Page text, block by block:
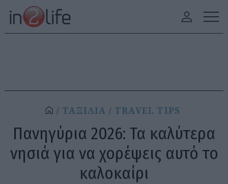
ΤΑΞΙΔΙΑ TRAVEL TIPS
Πανηγύρια 2026: Τα καλύτερα
νησιά για να χορέψεις αυτό το
καλοκαίρι